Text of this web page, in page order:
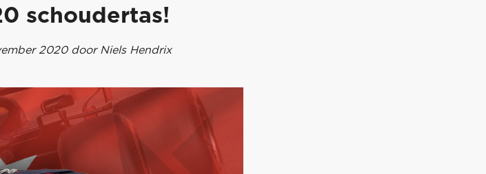
schoudertas!
2020 door Niels Hendrix